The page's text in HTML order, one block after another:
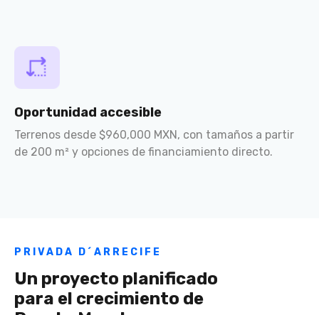
Oportunidad accesible
Terrenos desde $960,000 MXN, con tamaños a partir
de 200 m² y opciones de financiamiento directo.
PRIVADA D´ARRECIFE
Un proyecto planificado
para el crecimiento de